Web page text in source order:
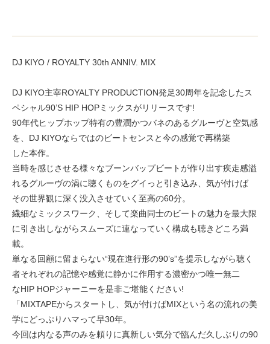
DJ KIYO / ROYALTY 30th ANNIV. MIX
DJ KIYO主宰ROYALTY PRODUCTION発足30周年を記念したス
ペシャル90’S HIP HOPミックスがリリースです!
90年代ヒップホップ特有の豊潤かつバネのあるグルーヴと空気感
を、DJ KIYOならではのビートセンスと今の感覚で再構築
した本作。
当時を感じさせる様々なブーンバップビートが作り出す疾走感溢
れるグルーヴの渦に聴くものをグイっと引き込み、気が付けば
その世界観に深く没入させていく至高の60分。
繊細なミックスワーク、そして楽曲同士のビートの魅力を最大限
に引き出しながらスムーズに連なっていく構成も聴きどころ満
載。
単なる回顧に留まらない“現在進行形の90’s”を提示しながら聴く
者それぞれの記憶や感覚に静かに作用する濃密かつ唯一無二
なHIP HOPジャーニーを是非ご堪能ください!
「MIXTAPEからスタートし、気が付けばMIXという名の流れの美
学にどっぷりハマって早30年。
今回は内なる声のみを頼りに真新しい気分で臨んだ久しぶりの90